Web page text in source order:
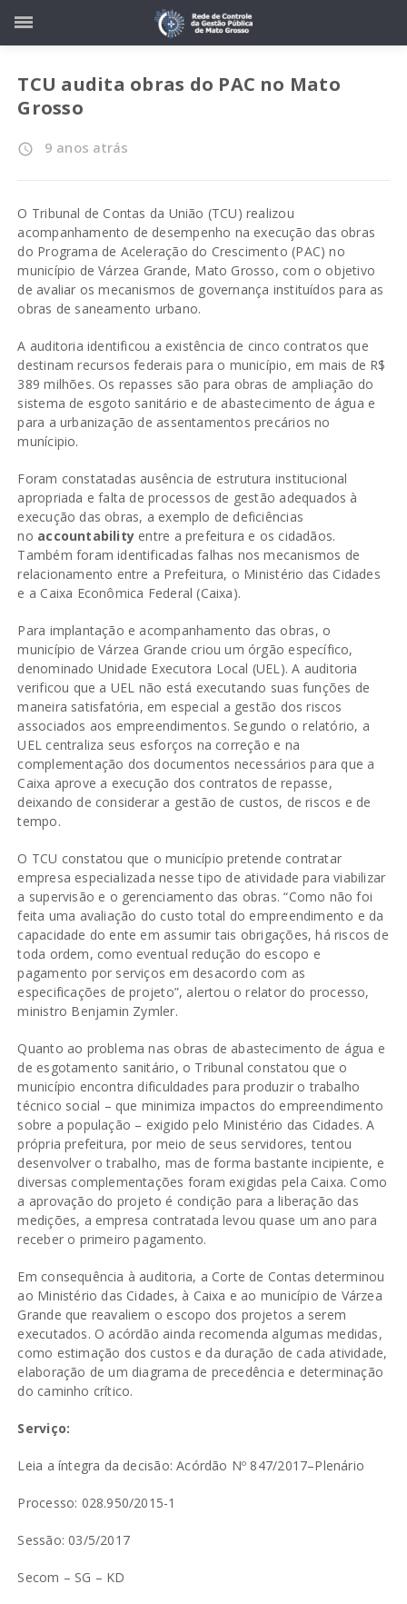
TCU audita obras do PAC no Mato
Grosso
access_time 9 anos atrás
O Tribunal de Contas da União (TCU) realizou
acompanhamento de desempenho na execução das obras
do Programa de Aceleração do Crescimento (PAC) no
município de Várzea Grande, Mato Grosso, com o objetivo
de avaliar os mecanismos de governança instituídos para as
obras de saneamento urbano.
A auditoria identificou a existência de cinco contratos que
destinam recursos federais para o município, em mais de R$
389 milhões. Os repasses são para obras de ampliação do
sistema de esgoto sanitário e de abastecimento de água e
para a urbanização de assentamentos precários no
munícipio.
Foram constatadas ausência de estrutura institucional
apropriada e falta de processos de gestão adequados à
execução das obras, a exemplo de deficiências
no accountability entre a prefeitura e os cidadãos.
Também foram identificadas falhas nos mecanismos de
relacionamento entre a Prefeitura, o Ministério das Cidades
e a Caixa Econômica Federal (Caixa).
Para implantação e acompanhamento das obras, o
município de Várzea Grande criou um órgão específico,
denominado Unidade Executora Local (UEL). A auditoria
verificou que a UEL não está executando suas funções de
maneira satisfatória, em especial a gestão dos riscos
associados aos empreendimentos. Segundo o relatório, a
UEL centraliza seus esforços na correção e na
complementação dos documentos necessários para que a
Caixa aprove a execução dos contratos de repasse,
deixando de considerar a gestão de custos, de riscos e de
tempo.
O TCU constatou que o município pretende contratar
empresa especializada nesse tipo de atividade para viabilizar
a supervisão e o gerenciamento das obras. “Como não foi
feita uma avaliação do custo total do empreendimento e da
capacidade do ente em assumir tais obrigações, há riscos de
toda ordem, como eventual redução do escopo e
pagamento por serviços em desacordo com as
especificações de projeto”, alertou o relator do processo,
ministro Benjamin Zymler.
Quanto ao problema nas obras de abastecimento de água e
de esgotamento sanitário, o Tribunal constatou que o
município encontra dificuldades para produzir o trabalho
técnico social – que minimiza impactos do empreendimento
sobre a população – exigido pelo Ministério das Cidades. A
própria prefeitura, por meio de seus servidores, tentou
desenvolver o trabalho, mas de forma bastante incipiente, e
diversas complementações foram exigidas pela Caixa. Como
a aprovação do projeto é condição para a liberação das
medições, a empresa contratada levou quase um ano para
receber o primeiro pagamento.
Em consequência à auditoria, a Corte de Contas determinou
ao Ministério das Cidades, à Caixa e ao município de Várzea
Grande que reavaliem o escopo dos projetos a serem
executados. O acórdão ainda recomenda algumas medidas,
como estimação dos custos e da duração de cada atividade,
elaboração de um diagrama de precedência e determinação
do caminho crítico.
Serviço:
Leia a íntegra da decisão: Acórdão Nº 847/2017–Plenário
Processo: 028.950/2015-1
Sessão: 03/5/2017
Secom – SG – KD